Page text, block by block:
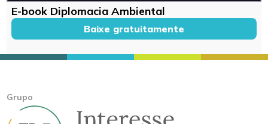
E-book Diplomacia Ambiental
Baixe gratuitamente
Grupo